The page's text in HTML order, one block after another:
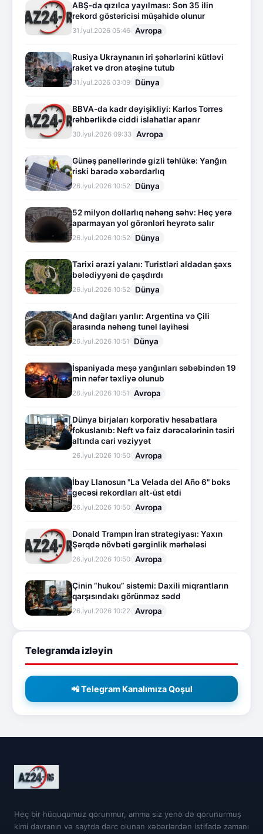
ABŞ-da qızılca yayılması: Son 35 ilin
rekord göstəricisi müşahidə olunur
31.İyul.2026 05:46 Avropa
Rusiya Ukraynanın iri şəhərlərini kütləvi
raket və dron atəşinə tutub
31.İyul.2026 03:09 Dünya
BBVA-da kadr dəyişikliyi: Karlos Torres
rəhbərlikdə ciddi islahatlar aparır
30.İyul.2026 09:33 Avropa
Günəş panellərində gizli təhlükə: Yanğın
riski barədə xəbərdarlıq
26.İyul.2026 10:52 Dünya
52 milyon dollarlıq nəhəng səhv: Heç yerə
aparmayan yol görənləri heyrətə salır
26.İyul.2026 10:52 Dünya
Tarixi ərazi yalanı: Turistləri aldadan şəxs
bələdiyyəni də çaşdırdı
26.İyul.2026 10:52 Dünya
And dağları yarılır: Argentina və Çili
arasında nəhəng tunel layihəsi
26.İyul.2026 10:51 Dünya
İspaniyada meşə yanğınları səbəbindən 19
min nəfər təxliyə olunub
26.İyul.2026 10:51 Avropa
Dünya birjaları korporativ hesabatlara
fokuslanıb: Neft və faiz dərəcələrinin təsiri
altında cari vəziyyət
26.İyul.2026 10:50 Avropa
İbay Llanosun "La Velada del Año 6" boks
gecəsi rekordları alt-üst etdi
26.İyul.2026 10:50 Avropa
Donald Trampın İran strategiyası: Yaxın
Şərqdə növbəti gərginlik mərhələsi
26.İyul.2026 10:50 Avropa
Çinin “hukou” sistemi: Daxili miqrantların
qarşısındakı görünməz sədd
26.İyul.2026 10:22 Avropa
Telegramda izləyin
📲 Telegram Kanalımıza Qoşul
Heç bir hüququmuz qorunmur, amma siz yenə də qorunurmuş
kimi davranın və saytda dərc olunan xəbərlərdən istifadə zamanı